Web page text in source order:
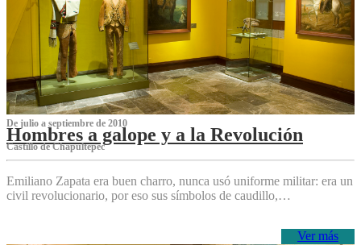
De julio a septiembre de 2010
Hombres a galope y a la Revolución
Castillo de Chapultepec
Emiliano Zapata era buen charro, nunca usó uniforme militar: era un
civil revolucionario, por eso sus símbolos de caudillo,…
Ver más